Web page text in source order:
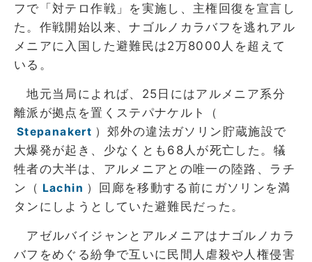
フで「対テロ作戦」を実施し、主権回復を宣言し
た。作戦開始以来、ナゴルノカラバフを逃れアル
メニアに入国した避難民は2万8000人を超えて
いる。
地元当局によれば、25日にはアルメニア系分
離派が拠点を置くステパナケルト（
Stepanakert ）郊外の違法ガソリン貯蔵施設で
大爆発が起き、少なくとも68人が死亡した。犠
牲者の大半は、アルメニアとの唯一の陸路、ラチ
ン（ Lachin ）回廊を移動する前にガソリンを満
タンにしようとしていた避難民だった。
アゼルバイジャンとアルメニアはナゴルノカラ
バフをめぐる紛争で互いに民間人虐殺や人権侵害